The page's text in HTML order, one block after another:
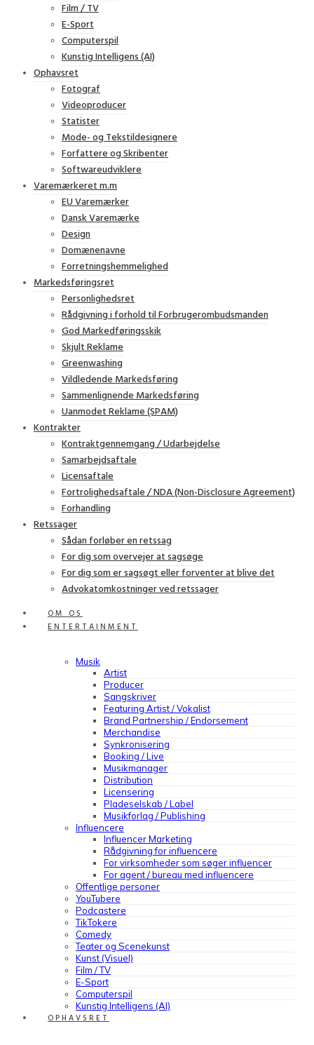
Film / TV
E-Sport
Computerspil
Kunstig Intelligens (AI)
Ophavsret
Fotograf
Videoproducer
Statister
Mode- og Tekstildesignere
Forfattere og Skribenter
Softwareudviklere
Varemærkeret m.m
EU Varemærker
Dansk Varemærke
Design
Domænenavne
Forretningshemmelighed
Markedsføringsret
Personlighedsret
Rådgivning i forhold til Forbrugerombudsmanden
God Markedføringsskik
Skjult Reklame
Greenwashing
Vildledende Markedsføring
Sammenlignende Markedsføring
Uanmodet Reklame (SPAM)
Kontrakter
Kontraktgennemgang / Udarbejdelse
Samarbejdsaftale
Licensaftale
Fortrolighedsaftale / NDA (Non-Disclosure Agreement)
Forhandling
Retssager
Sådan forløber en retssag
For dig som overvejer at sagsøge
For dig som er sagsøgt eller forventer at blive det
Advokatomkostninger ved retssager
OM OS
ENTERTAINMENT
Musik
Artist
Producer
Sangskriver
Featuring Artist / Vokalist
Brand Partnership / Endorsement
Merchandise
Synkronisering
Booking / Live
Musikmanager
Distribution
Licensering
Pladeselskab / Label
Musikforlag / Publishing
Influencere
Influencer Marketing
Rådgivning for influencere
For virksomheder som søger influencer
For agent / bureau med influencere
Offentlige personer
YouTubere
Podcastere
TikTokere
Comedy
Teater og Scenekunst
Kunst (Visuel)
Film / TV
E-Sport
Computerspil
Kunstig Intelligens (AI)
OPHAVSRET